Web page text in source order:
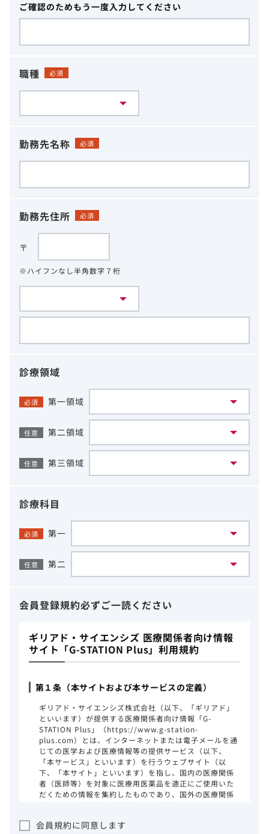
ご確認のためもう一度入力してください
職種 必須
勤務先名称 必須
勤務先住所 必須
〒
※ハイフンなし半角数字７桁
診療領域
必須 第一領域
任意 第二領域
任意 第三領域
診療科目
必須 第一
任意 第二
会員登録規約必ずご一読ください
ギリアド・サイエンシズ 医療関係者向け情報
サイト「G-STATION Plus」利用規約
第１条（本サイトおよび本サービスの定義）
ギリアド・サイエンシズ株式会社（以下、「ギリアド」
といいます）が提供する医療関係者向け情報「G-
STATION Plus」（https://www.g-station-
plus.com）とは、インターネットまたは電子メールを通
じての医学および医療情報等の提供サービス（以下、
「本サービス」といいます）を行うウェブサイト（以
下、「本サイト」といいます）を指し、国内の医療関係
者（医師等）を対象に医療用医薬品を適正にご使用いた
だくための情報を集約したものであり、国外の医療関係
事項をご熟読いただき、同意された場合のみご利用くだ
会員規約に同意します